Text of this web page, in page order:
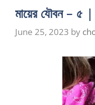
মায়ের যৌবন – ৫ |
June 25, 2023 by